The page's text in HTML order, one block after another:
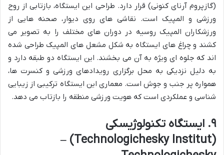
(گازپروم آرنای کنونی) قرار دارد. طراحی این ایستگاه، بازتابی از روح
ورزشی و المپیک است. نقاشی های روی دیوار، صحنه هایی از
ورزشکاران المپیک روسیه در دوران های مختلف را به تصویر می
کشند و چراغ های ایستگاه به شکل مشعل های المپیک طراحی شده
اند که جلوه ای ویژه به آن می بخشند. این ایستگاه دو طبقه دارد و
به دلیل نزدیکی به محل برگزاری رویدادهای ورزشی و کنسرت ها،
همواره پر جنب و جوش است. معماری این ایستگاه ترکیبی از زیبایی
شناسی و عملکردی است که هویت ورزشی منطقه را بازتاب می دهد.
۹. ایستگاه تکنولوژیسکی
(Technologichesky Institut) –